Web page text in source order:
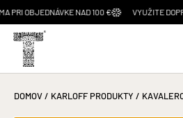
NAD 100 € VYUŽITE DOPRAVU
DOMOV/ KARLOFF PRODUKTY /